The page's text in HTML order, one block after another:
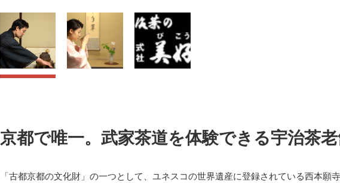
京都で唯一。武家茶道を体験できる宇治茶
「古都京都の文化財」の一つとして、ユネスコの世界遺産に登録されている西本願